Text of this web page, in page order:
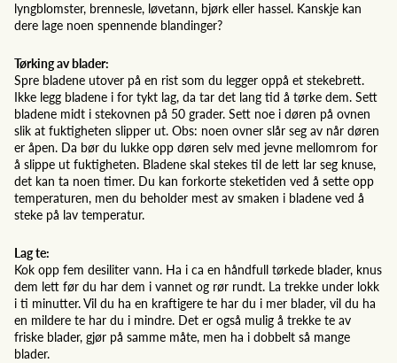
lyngblomster, brennesle, løvetann, bjørk eller hassel. Kanskje kan
dere lage noen spennende blandinger?
Tørking av blader:
Spre bladene utover på en rist som du legger oppå et stekebrett.
Ikke legg bladene i for tykt lag, da tar det lang tid å tørke dem. Sett
bladene midt i stekovnen på 50 grader. Sett noe i døren på ovnen
slik at fuktigheten slipper ut. Obs: noen ovner slår seg av når døren
er åpen. Da bør du lukke opp døren selv med jevne mellomrom for
å slippe ut fuktigheten. Bladene skal stekes til de lett lar seg knuse,
det kan ta noen timer. Du kan forkorte steketiden ved å sette opp
temperaturen, men du beholder mest av smaken i bladene ved å
steke på lav temperatur.
Lag te:
Kok opp fem desiliter vann. Ha i ca en håndfull tørkede blader, knus
dem lett før du har dem i vannet og rør rundt. La trekke under lokk
i ti minutter. Vil du ha en kraftigere te har du i mer blader, vil du ha
en mildere te har du i mindre. Det er også mulig å trekke te av
friske blader, gjør på samme måte, men ha i dobbelt så mange
blader.